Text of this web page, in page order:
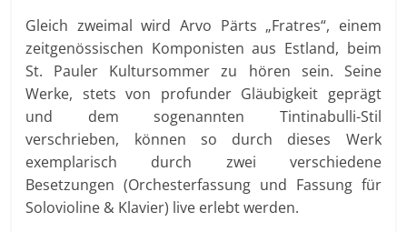
Gleich zweimal wird Arvo Pärts „Fratres“, einem
zeitgenössischen Komponisten aus Estland, beim
St. Pauler Kultursommer zu hören sein. Seine
Werke, stets von profunder Gläubigkeit geprägt
und dem sogenannten Tintinabulli-Stil
verschrieben, können so durch dieses Werk
exemplarisch durch zwei verschiedene
Besetzungen (Orchesterfassung und Fassung für
Solovioline & Klavier) live erlebt werden.